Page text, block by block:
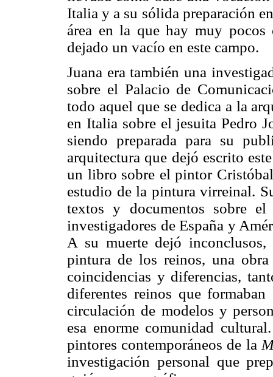
Italia y a su sólida preparación
área en la que hay muy pocos
dejado un vacío en este campo.
Juana era también una
sobre el Palacio de
todo aquel que se dedica a la
en Italia sobre el jesuita Pedro
siendo preparada para su
arquitectura que dejó escrito
un libro sobre el pintor
estudio de la pintura virreinal.
textos y documentos sobre
investigadores de España y
A su muerte dejó
pintura de los reinos, una
coincidencias y diferencias,
diferentes reinos que
circulación de modelos y
esa enorme comunidad
pintores contemporáneos de la
investigación personal que